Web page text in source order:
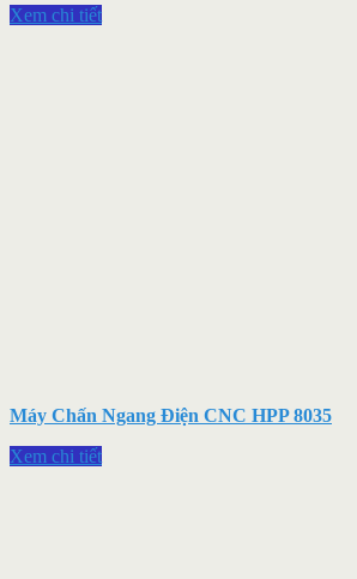
Xem chi tiết
Máy Chấn Ngang Điện CNC HPP 8035
Xem chi tiết